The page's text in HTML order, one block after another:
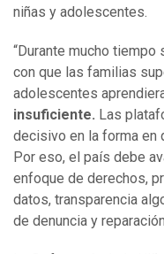
niñas y adolescentes.
“Durante mucho
con que las familias
adolescentes
insuficiente. Las
decisivo en la forma en
Por eso, el país debe
enfoque de derechos,
datos, transparencia
de denuncia y